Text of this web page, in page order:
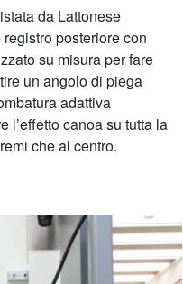
da Lattonese
posteriore con
su misura per fare
un angolo di piega
adattiva
l’effetto canoa su tutta la
che al centro.